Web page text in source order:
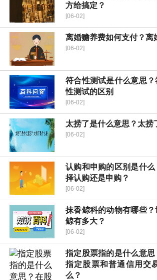
方给搞定？
[06-02]
离婚赡养费如何支付？离
[06-02]
符合性测试是什么意思
性测试的区别
[06-02]
太捞了是什么意思？太捞
[06-02]
认购和申购的区别是什
择认购还是申购？
[06-02]
抹香鲸科的动物有哪些
鲸有多大？
[06-02]
指定股票指的是什么意思
指定股票和普通信用交
么？